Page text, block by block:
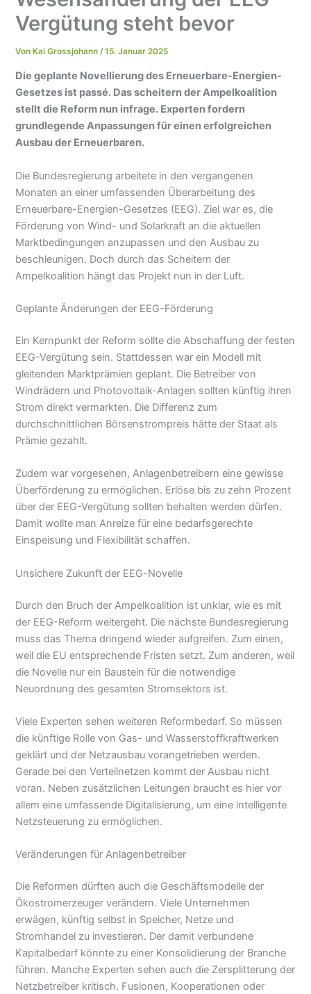
Vergütung steht bevor
VonKai Grossjohann/15. Januar 2025
Die geplante Novellierung des Erneuerbare-Energien-
Gesetzes ist passé. Das scheitern der Ampelkoalition
stellt die Reform nun infrage. Experten fordern
grundlegende Anpassungen für einen erfolgreichen
Ausbau der Erneuerbaren.
Die Bundesregierung arbeitete in den vergangenen
Monaten an einer umfassenden Überarbeitung des
Erneuerbare-Energien-Gesetzes (EEG). Ziel war es, die
Förderung von Wind- und Solarkraft an die aktuellen
Marktbedingungen anzupassen und den Ausbau zu
beschleunigen. Doch durch das Scheitern der
Ampelkoalition hängt das Projekt nun in der Luft.
Geplante Änderungen der EEG-Förderung
Ein Kernpunkt der Reform sollte die Abschaffung der festen
EEG-Vergütung sein. Stattdessen war ein Modell mit
gleitenden Marktprämien geplant. Die Betreiber von
Windrädern und Photovoltaik-Anlagen sollten künftig ihren
Strom direkt vermarkten. Die Differenz zum
durchschnittlichen Börsenstrompreis hätte der Staat als
Prämie gezahlt.
Zudem war vorgesehen, Anlagenbetreibern eine gewisse
Überförderung zu ermöglichen. Erlöse bis zu zehn Prozent
über der EEG-Vergütung sollten behalten werden dürfen.
Damit wollte man Anreize für eine bedarfsgerechte
Einspeisung und Flexibilität schaffen.
Unsichere Zukunft der EEG-Novelle
Durch den Bruch der Ampelkoalition ist unklar, wie es mit
der EEG-Reform weitergeht. Die nächste Bundesregierung
muss das Thema dringend wieder aufgreifen. Zum einen,
weil die EU entsprechende Fristen setzt. Zum anderen, weil
die Novelle nur ein Baustein für die notwendige
Neuordnung des gesamten Stromsektors ist.
Viele Experten sehen weiteren Reformbedarf. So müssen
die künftige Rolle von Gas- und Wasserstoffkraftwerken
geklärt und der Netzausbau vorangetrieben werden.
Gerade bei den Verteilnetzen kommt der Ausbau nicht
voran. Neben zusätzlichen Leitungen braucht es hier vor
allem eine umfassende Digitalisierung, um eine intelligente
Netzsteuerung zu ermöglichen.
Veränderungen für Anlagenbetreiber
Die Reformen dürften auch die Geschäftsmodelle der
Ökostromerzeuger verändern. Viele Unternehmen
erwägen, künftig selbst in Speicher, Netze und
Stromhandel zu investieren. Der damit verbundene
Kapitalbedarf könnte zu einer Konsolidierung der Branche
führen. Manche Experten sehen auch die Zersplitterung der
Netzbetreiber kritisch. Fusionen, Kooperationen oder